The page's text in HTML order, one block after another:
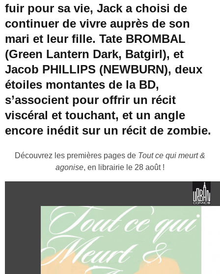
fuir pour sa vie, Jack a choisi de
continuer de vivre auprès de son
mari et leur fille. Tate BROMBAL
(Green Lantern Dark, Batgirl), et
Jacob PHILLIPS (NEWBURN), deux
étoiles montantes de la BD,
s’associent pour offrir un récit
viscéral et touchant, et un angle
encore inédit sur un récit de zombie.
Découvrez les premières pages de Tout ce qui meurt &
agonise, en librairie le 28 août !